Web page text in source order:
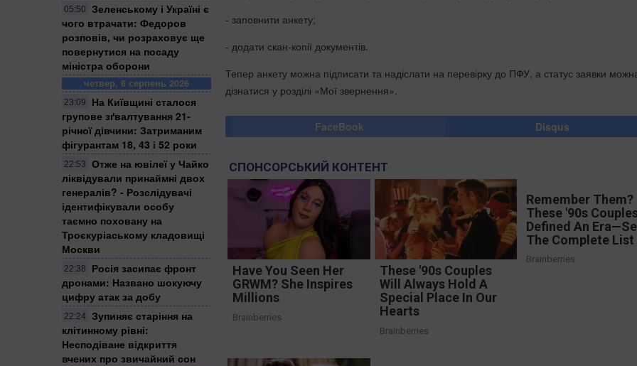
05:50
Зеленському і Україні є
чого втрачати: Федоров
розповів, чи розраховує ще
повернутися на посаду
міністра оборони
четвер, 6 серпень 2026
23:09
На Київщині сталося
групове зґвалтування 21-
річної дівчини: Затриманим
фігурантам 18, 43 і 52 роки
22:53
Отже на ювілеї у Чайко
ліквідували принаймні двох
генералів? - Розслідувачі
ідентифікували особу
таємно поховану на
Троєкуріаському кладовищі
Москви
22:38
Росія засипає фронт
дронами: Названо шокуючу
цифру атак за добу
22:24
Зупиняє старіння на
клітинному рівні:
Несподіване відкриття
вчених про звичайний сон
- заповнити анкету;
- додати скан-копії документів.
Тепер анкету можна підписати та надіслати на перевірку до ПФУ, а статус заявки
дізнатися у розділі «Мої звернення».
FaceBook Disqus
СПОНСОРСЬКИЙ КОНТЕНТ
Have You Seen Her
GRWM? She Inspires
Millions
Brainberries
These '90s Couples
Will Always Hold A
Special Place In Our
Hearts
Brainberries
Remember Them?
These '90s
Defined An
The Complete List
Brainberries